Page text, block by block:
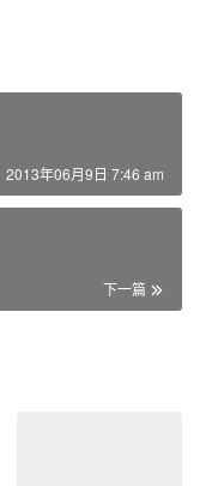
2013年06月9日 7:46 am
下一篇